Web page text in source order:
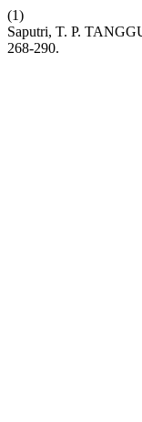
(1)
Saputri, T. P.
268-290.